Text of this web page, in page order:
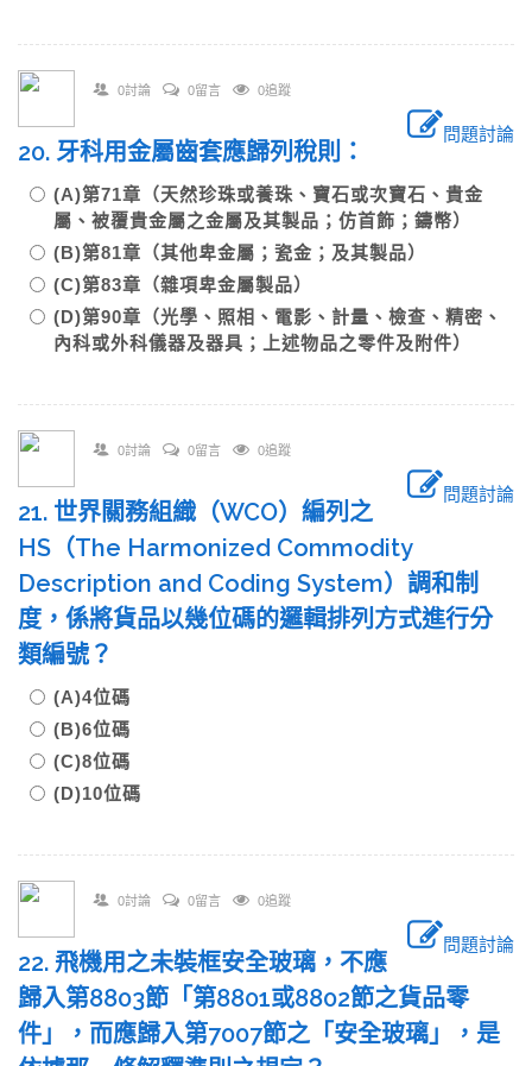
0討論 0留言 0追蹤
問題討論
20. 牙科用金屬齒套應歸列稅則：
(A)第71章（天然珍珠或養珠、寶石或次寶石、貴金
屬、被覆貴金屬之金屬及其製品；仿首飾；鑄幣）
(B)第81章（其他卑金屬；瓷金；及其製品）
(C)第83章（雜項卑金屬製品）
(D)第90章（光學、照相、電影、計量、檢查、精密、
內科或外科儀器及器具；上述物品之零件及附件）
0討論 0留言 0追蹤
問題討論
21. 世界關務組織（WCO）編列之
HS（The Harmonized Commodity
Description and Coding System）調和制
度，係將貨品以幾位碼的邏輯排列方式進行分
類編號？
(A)4位碼
(B)6位碼
(C)8位碼
(D)10位碼
0討論 0留言 0追蹤
問題討論
22. 飛機用之未裝框安全玻璃，不應
歸入第8803節「第8801或8802節之貨品零
件」，而應歸入第7007節之「安全玻璃」，是